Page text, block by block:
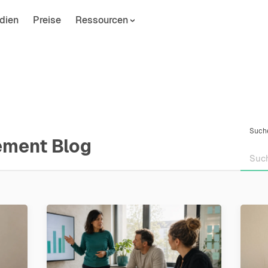
Preise Ressourcen
Blog